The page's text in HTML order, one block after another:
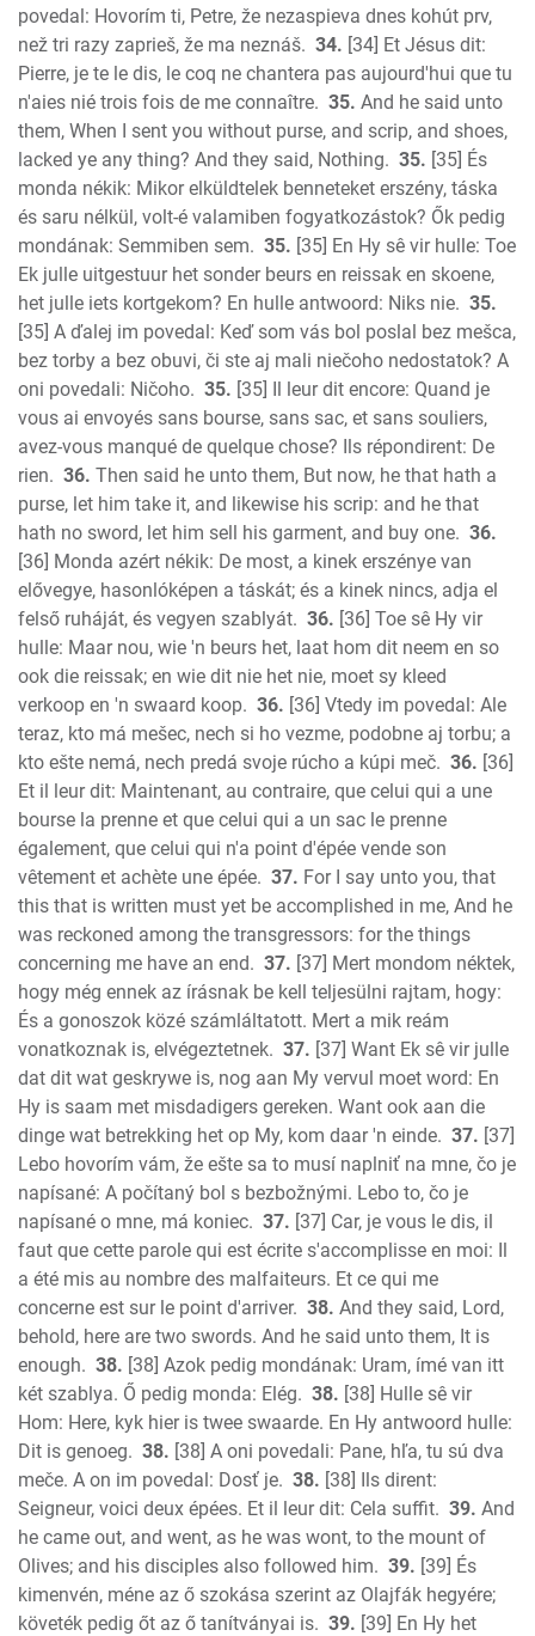
povedal: Hovorím ti, Petre, že nezaspieva dnes kohút prv,
než tri razy zaprieš, že ma neznáš. 34. [34] Et Jésus dit:
Pierre, je te le dis, le coq ne chantera pas aujourd'hui que tu
n'aies nié trois fois de me connaître. 35. And he said unto
them, When I sent you without purse, and scrip, and shoes,
lacked ye any thing? And they said, Nothing. 35. [35] És
monda nékik: Mikor elküldtelek benneteket erszény, táska
és saru nélkül, volt-é valamiben fogyatkozástok? Ők pedig
mondának: Semmiben sem. 35. [35] En Hy sê vir hulle: Toe
Ek julle uitgestuur het sonder beurs en reissak en skoene,
het julle iets kortgekom? En hulle antwoord: Niks nie. 35.
[35] A ďalej im povedal: Keď som vás bol poslal bez mešca,
bez torby a bez obuvi, či ste aj mali niečoho nedostatok? A
oni povedali: Ničoho. 35. [35] Il leur dit encore: Quand je
vous ai envoyés sans bourse, sans sac, et sans souliers,
avez-vous manqué de quelque chose? Ils répondirent: De
rien. 36. Then said he unto them, But now, he that hath a
purse, let him take it, and likewise his scrip: and he that
hath no sword, let him sell his garment, and buy one. 36.
[36] Monda azért nékik: De most, a kinek erszénye van
elővegye, hasonlóképen a táskát; és a kinek nincs, adja el
felső ruháját, és vegyen szablyát. 36. [36] Toe sê Hy vir
hulle: Maar nou, wie 'n beurs het, laat hom dit neem en so
ook die reissak; en wie dit nie het nie, moet sy kleed
verkoop en 'n swaard koop. 36. [36] Vtedy im povedal: Ale
teraz, kto má mešec, nech si ho vezme, podobne aj torbu; a
kto ešte nemá, nech predá svoje rúcho a kúpi meč. 36. [36]
Et il leur dit: Maintenant, au contraire, que celui qui a une
bourse la prenne et que celui qui a un sac le prenne
également, que celui qui n'a point d'épée vende son
vêtement et achète une épée. 37. For I say unto you, that
this that is written must yet be accomplished in me, And he
was reckoned among the transgressors: for the things
concerning me have an end. 37. [37] Mert mondom néktek,
hogy még ennek az írásnak be kell teljesülni rajtam, hogy:
És a gonoszok közé számláltatott. Mert a mik reám
vonatkoznak is, elvégeztetnek. 37. [37] Want Ek sê vir julle
dat dit wat geskrywe is, nog aan My vervul moet word: En
Hy is saam met misdadigers gereken. Want ook aan die
dinge wat betrekking het op My, kom daar 'n einde. 37. [37]
Lebo hovorím vám, že ešte sa to musí naplniť na mne, čo je
napísané: A počítaný bol s bezbožnými. Lebo to, čo je
napísané o mne, má koniec. 37. [37] Car, je vous le dis, il
faut que cette parole qui est écrite s'accomplisse en moi: Il
a été mis au nombre des malfaiteurs. Et ce qui me
concerne est sur le point d'arriver. 38. And they said, Lord,
behold, here are two swords. And he said unto them, It is
enough. 38. [38] Azok pedig mondának: Uram, ímé van itt
két szablya. Ő pedig monda: Elég. 38. [38] Hulle sê vir
Hom: Here, kyk hier is twee swaarde. En Hy antwoord hulle:
Dit is genoeg. 38. [38] A oni povedali: Pane, hľa, tu sú dva
meče. A on im povedal: Dosť je. 38. [38] Ils dirent:
Seigneur, voici deux épées. Et il leur dit: Cela suffit. 39. And
he came out, and went, as he was wont, to the mount of
Olives; and his disciples also followed him. 39. [39] És
kimenvén, méne az ő szokása szerint az Olajfák hegyére;
követék pedig őt az ő tanítványai is. 39. [39] En Hy het